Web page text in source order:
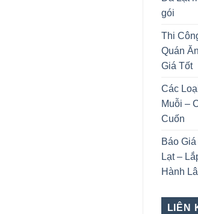
gói
Thi
Quán
Giá Tốt
Các
Muỗi –
Cuốn
Báo
Lạt –
Hành
LIÊN